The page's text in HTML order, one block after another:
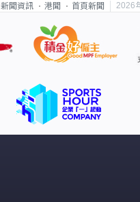
新聞資訊 港聞 首頁新聞 2026